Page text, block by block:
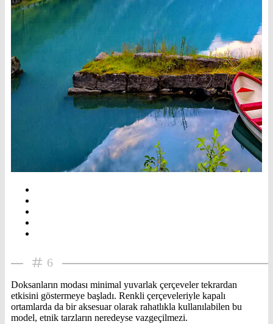
6
Doksanların modası minimal yuvarlak çerçeveler tekrardan
etkisini göstermeye başladı. Renkli çerçeveleriyle kapalı
ortamlarda da bir aksesuar olarak rahatlıkla kullanılabilen bu
model, etnik tarzların neredeyse vazgeçilmezi.